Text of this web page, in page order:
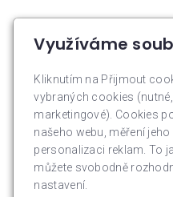
Využíváme
Kliknutím na Přijmout
vybraných cookies
marketingové). Cookies
našeho webu, měření
personalizaci reklam. To
můžete svobodně
nastavení.